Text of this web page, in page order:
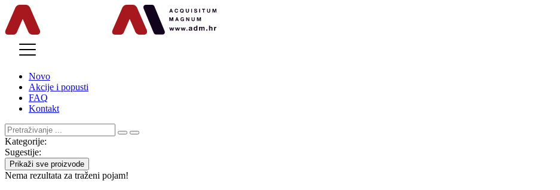
Novo
Akcije i popusti
FAQ
Kontakt
Kategorije:
Sugestije:
Prikaži sve proizvode
Nema rezultata za traženi pojam!